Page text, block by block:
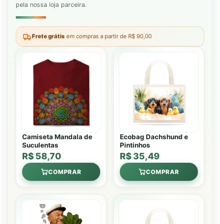
pela nossa loja parceira.
Frete grátis em compras a partir de R$ 90,00
Camiseta Mandala de
Suculentas
R$ 58,70
COMPRAR
Ecobag Dachshund e
Pintinhos
R$ 35,49
COMPRAR